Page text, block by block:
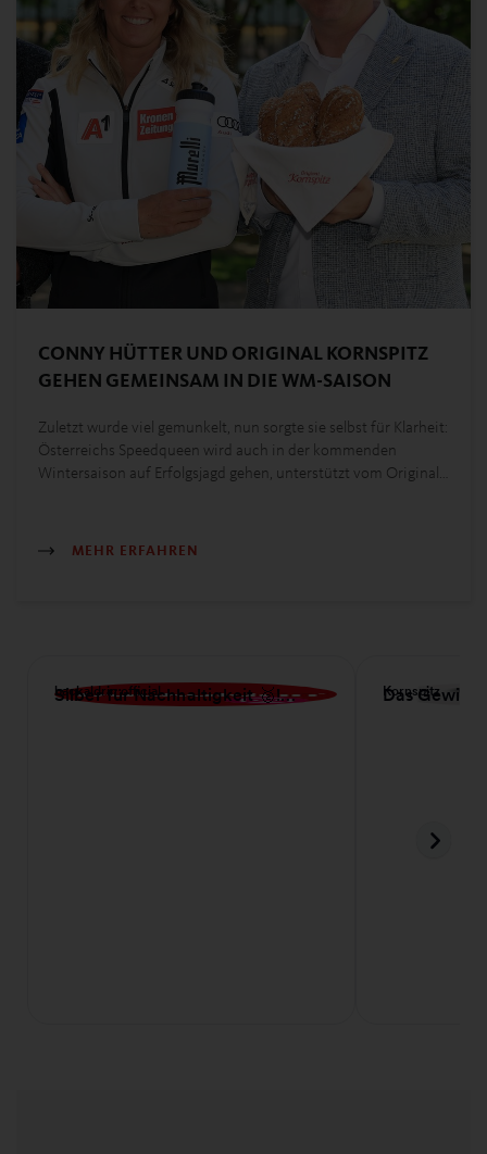
CONNY HÜTTER UND ORIGINAL KORNSPITZ
GEHEN GEMEINSAM IN DIE WM-SAISON
Zuletzt wurde viel gemunkelt, nun sorgte sie selbst für Klarheit:
Österreichs Speedqueen wird auch in der kommenden
Wintersaison auf Erfolgsjagd gehen, unterstützt vom Original…
MEHR ERFAHREN